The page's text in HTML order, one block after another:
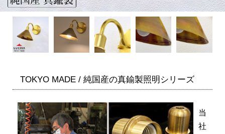
TOKYO MADE / 純国産の真鍮製照明シリーズ
当
社